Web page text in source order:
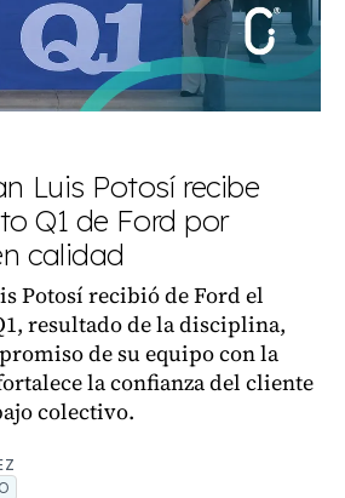
Luis Potosí recibe
Q1 de Ford por
calidad
Potosí recibió de Ford el
resultado de la disciplina,
de su equipo con la
la confianza del cliente
colectivo.